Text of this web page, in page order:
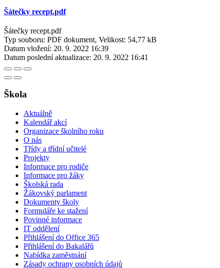
Šátečky recept.pdf
Šátečky recept.pdf
Typ souboru: PDF dokument, Velikost: 54,77 kB
Datum vložení: 20. 9. 2022 16:39
Datum poslední aktualizace: 20. 9. 2022 16:41
Škola
Aktuálně
Kalendář akcí
Organizace školního roku
O nás
Třídy a třídní učitelé
Projekty
Informace pro rodiče
Informace pro žáky
Školská rada
Žákovský parlament
Dokumenty školy
Formuláře ke stažení
Povinné informace
IT oddělení
Přihlášení do Office 365
Přihlášení do Bakalářů
Nabídka zaměstnání
Zásady ochrany osobních údajů